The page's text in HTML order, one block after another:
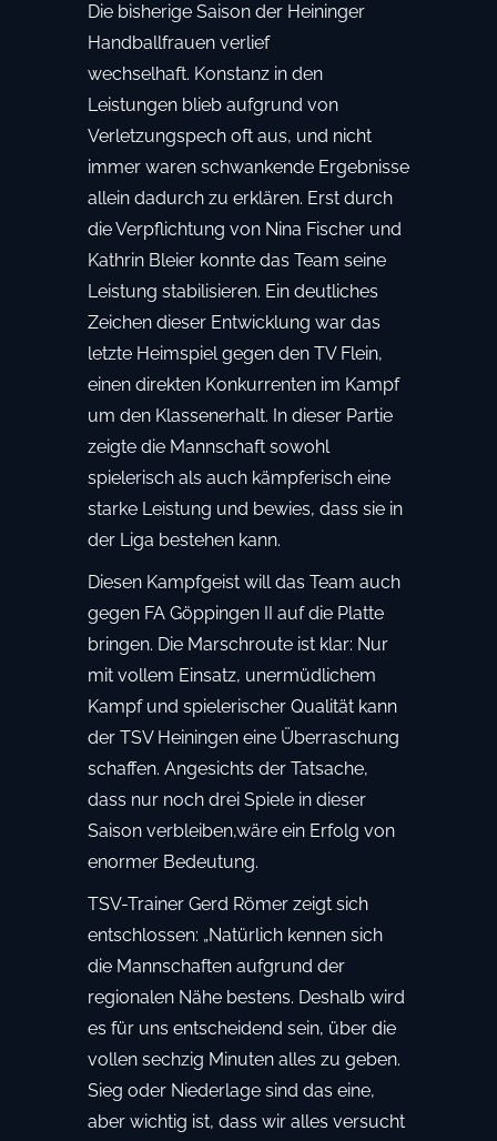
Die bisherige Saison der Heininger
Handballfrauen verlief
wechselhaft. Konstanz in den
Leistungen blieb aufgrund von
Verletzungspech oft aus, und nicht
immer waren schwankende Ergebnisse
allein dadurch zu erklären. Erst durch
die Verpflichtung von Nina Fischer und
Kathrin Bleier konnte das Team seine
Leistung stabilisieren. Ein deutliches
Zeichen dieser Entwicklung war das
letzte Heimspiel gegen den TV Flein,
einen direkten Konkurrenten im Kampf
um den Klassenerhalt. In dieser Partie
zeigte die Mannschaft sowohl
spielerisch als auch kämpferisch eine
starke Leistung und bewies, dass sie in
der Liga bestehen kann.
Diesen Kampfgeist will das Team auch
gegen FA Göppingen II auf die Platte
bringen. Die Marschroute ist klar: Nur
mit vollem Einsatz, unermüdlichem
Kampf und spielerischer Qualität kann
der TSV Heiningen eine Überraschung
schaffen. Angesichts der Tatsache,
dass nur noch drei Spiele in dieser
Saison verbleiben,wäre ein Erfolg von
enormer Bedeutung.
TSV-Trainer Gerd Römer zeigt sich
entschlossen: „Natürlich kennen sich
die Mannschaften aufgrund der
regionalen Nähe bestens. Deshalb wird
es für uns entscheidend sein, über die
vollen sechzig Minuten alles zu geben.
Sieg oder Niederlage sind das eine,
aber wichtig ist, dass wir alles versucht